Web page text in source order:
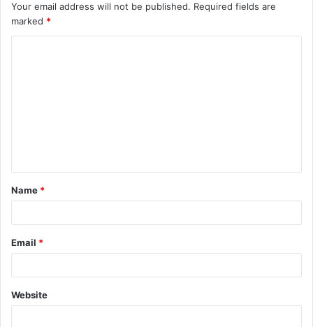
Your email address will not be published. Required fields are
marked *
Name *
Email *
Website